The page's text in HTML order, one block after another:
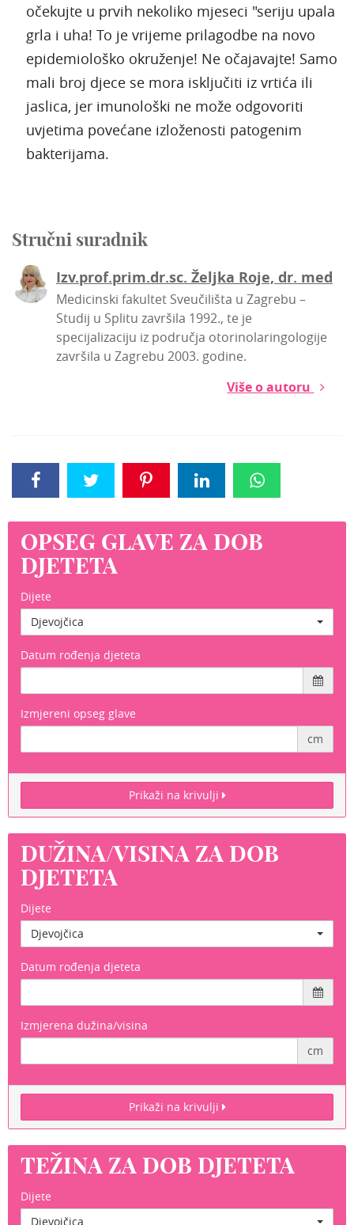
očekujte u prvih nekoliko mjeseci "seriju upala
grla i uha! To je vrijeme prilagodbe na novo
epidemiološko okruženje! Ne očajavajte! Samo
mali broj djece se mora isključiti iz vrtića ili
jaslica, jer imunološki ne može odgovoriti
uvjetima povećane izloženosti patogenim
bakterijama.
Stručni suradnik
Izv.prof.prim.dr.sc. Željka Roje, dr. med
Medicinski fakultet Sveučilišta u Zagrebu –
Studij u Splitu završila 1992., te je
specijalizaciju iz područja otorinolaringologije
završila u Zagrebu 2003. godine.
Više o autoru
OPSEG GLAVE ZA DOB
DJETETA
Dijete
Djevojčica
Datum rođenja djeteta
Izmjereni opseg glave
cm
Prikaži na krivulji
DUŽINA/VISINA ZA DOB
DJETETA
Dijete
Djevojčica
Datum rođenja djeteta
Izmjerena dužina/visina
cm
Prikaži na krivulji
TEŽINA ZA DOB DJETETA
Dijete
Djevojčica